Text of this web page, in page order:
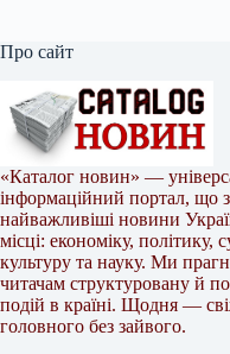
Про сайт
«Каталог новин» —
інформаційний портал, що
найважливіші новини
місці: економіку, політику,
культуру та науку. Ми
читачам структуровану й
подій в країні. Щодня —
головного без зайвого.